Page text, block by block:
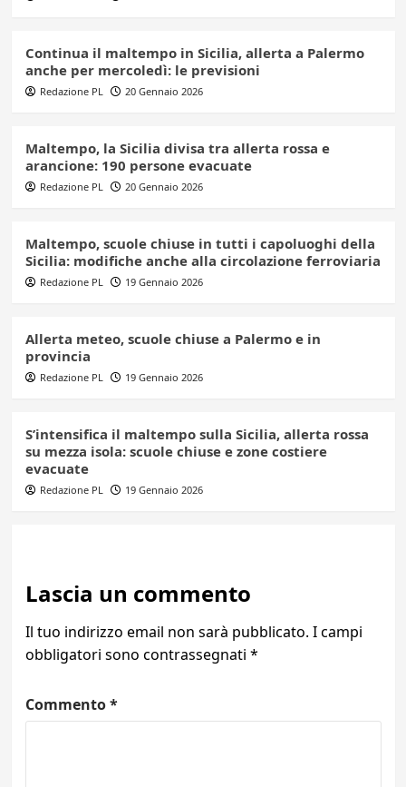
Continua il maltempo in Sicilia, allerta a Palermo
anche per mercoledì: le previsioni
Redazione PL 20 Gennaio 2026
Maltempo, la Sicilia divisa tra allerta rossa e
arancione: 190 persone evacuate
Redazione PL 20 Gennaio 2026
Maltempo, scuole chiuse in tutti i capoluoghi della
Sicilia: modifiche anche alla circolazione ferroviaria
Redazione PL 19 Gennaio 2026
Allerta meteo, scuole chiuse a Palermo e in
provincia
Redazione PL 19 Gennaio 2026
S’intensifica il maltempo sulla Sicilia, allerta rossa
su mezza isola: scuole chiuse e zone costiere
evacuate
Redazione PL 19 Gennaio 2026
Lascia un commento
Il tuo indirizzo email non sarà pubblicato. I campi
obbligatori sono contrassegnati *
Commento*